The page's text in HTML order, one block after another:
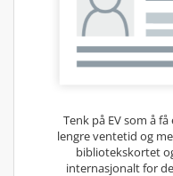
Tenk på EV som å
lengre ventetid og
bibliotekskortet
internasjonalt for